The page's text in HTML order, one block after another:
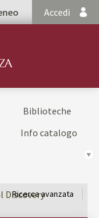
Accedi
Biblioteche
Info catalogo
Discovery
Ricerca avanzata